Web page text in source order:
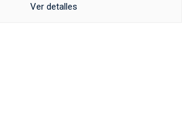
Ver detalles